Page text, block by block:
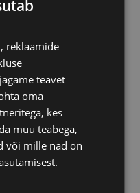
reklaamide
teavet
oma
kes
muu teabega,
või mille nad on